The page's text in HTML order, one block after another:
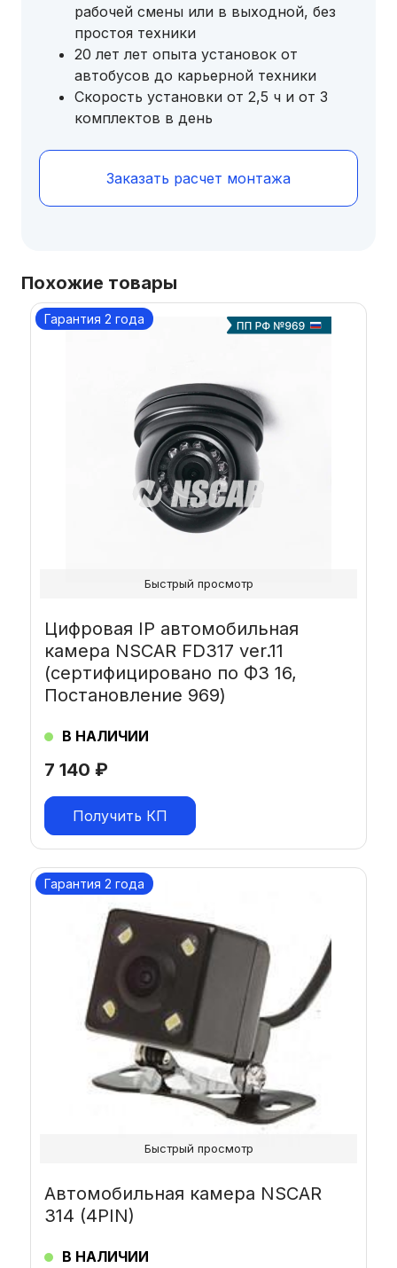
рабочей смены или в выходной, без
простоя техники
20 лет лет опыта установок от
автобусов до карьерной техники
Скорость установки от 2,5 ч и от 3
комплектов в день
Заказать расчет монтажа
Похожие товары
Гарантия 2 года
7 140 ₽
Цифровая IP автомобильная
камера NSCAR FD317 ver.11
(сертифицировано по ФЗ 16,
Постановление 969)
В НАЛИЧИИ
Получить КП
Быстрый просмотр
Гарантия 2 года
Автомобильная камера NSCAR
314 (4PIN)
В НАЛИЧИИ
Быстрый просмотр